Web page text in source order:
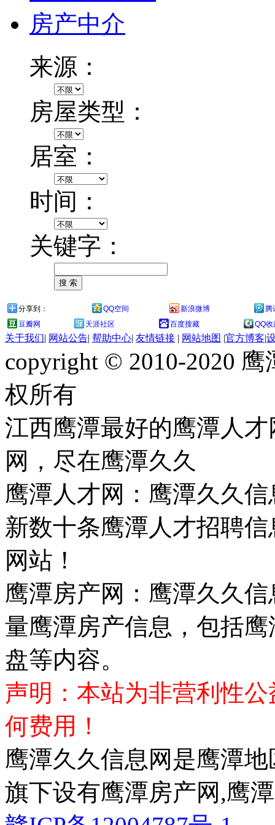
房产中介
来源：
房屋类型：
居室：
时间：
关键字：
分享到： QQ空间 新浪微博
腾
豆瓣网
天涯社区 百度搜藏 QQ收
关于我们| 网站公告| 帮助中心| 友情链接 | 网站地图 |官方博客|
copyright © 2010-2020
权所有
江西鹰潭最好的鹰潭人
网，尽在鹰潭久久
鹰潭人才网：鹰潭久久
新数十条鹰潭人才招聘
网站！
鹰潭房产网：鹰潭久久
量鹰潭房产信息，包括
盘等内容。
声明：本站为非营利性
何费用！
鹰潭久久信息网是鹰潭
旗下设有鹰潭房产网,鹰